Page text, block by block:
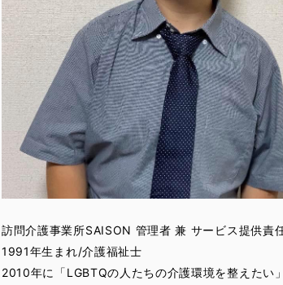
訪問介護事業所SAISON 管理者 兼 サービス提供責
1991年生まれ/介護福祉士
2010年に「LGBTQの人たちの介護環境を整えたい